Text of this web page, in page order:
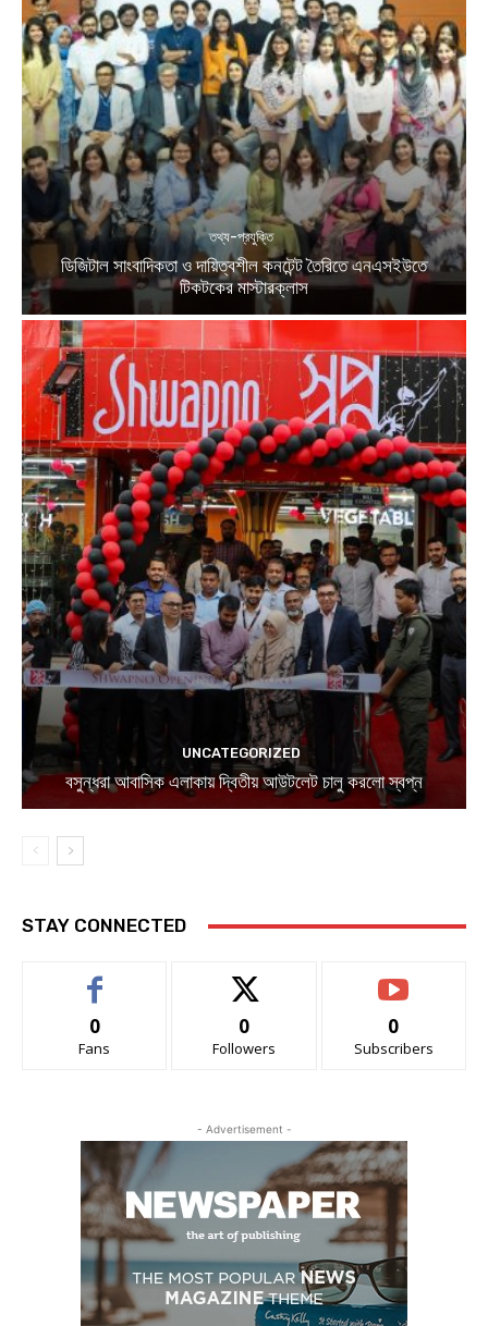
তথ্য-প্রযুক্তি
ডিজিটাল সাংবাদিকতা ও দায়িত্বশীল কনটেন্ট তৈরিতে এনএসইউতে
টিকটকের মাস্টারক্লাস
UNCATEGORIZED
বসুন্ধরা আবাসিক এলাকায় দ্বিতীয় আউটলেট চালু করলো স্বপ্ন
STAY CONNECTED
0
Fans
0
Followers
0
Subscribers
- Advertisement -